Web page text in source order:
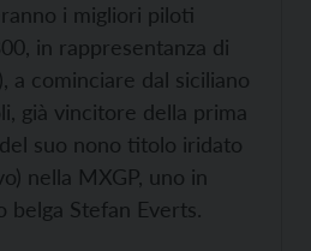
i migliori piloti
in rappresentanza di
a cominciare dal siciliano
già vincitore della prima
suo nono titolo iridato
nella MXGP, uno in
belga Stefan Everts.